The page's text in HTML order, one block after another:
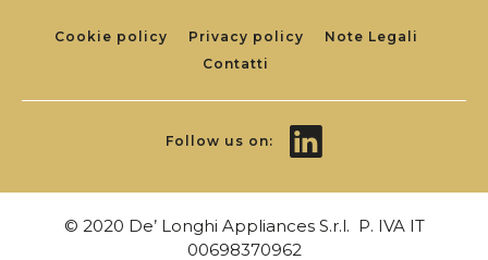
Footer
Links
Cookie policy Privacy policy
Note Legali
Contatti
Follow us on:
© 2020 De’ Longhi Appliances S.r.l. P. IVA IT
00698370962